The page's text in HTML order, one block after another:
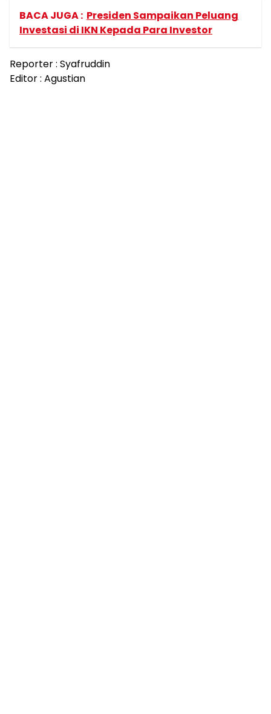
BACA JUGA : Presiden Sampaikan Peluang
Investasi di IKN Kepada Para Investor
Reporter : Syafruddin
Editor : Agustian